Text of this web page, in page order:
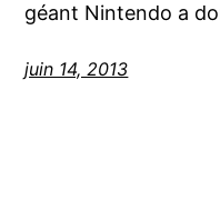
géant Nintendo a
juin 14, 2013